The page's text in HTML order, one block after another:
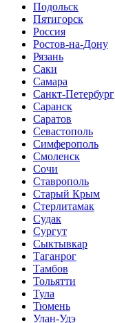
Подольск
Пятигорск
Россия
Ростов-на-Дону
Рязань
Саки
Самара
Санкт-Петербург
Саранск
Саратов
Севастополь
Симферополь
Смоленск
Сочи
Ставрополь
Старый Крым
Стерлитамак
Судак
Сургут
Сыктывкар
Таганрог
Тамбов
Тольятти
Тула
Тюмень
Улан-Удэ